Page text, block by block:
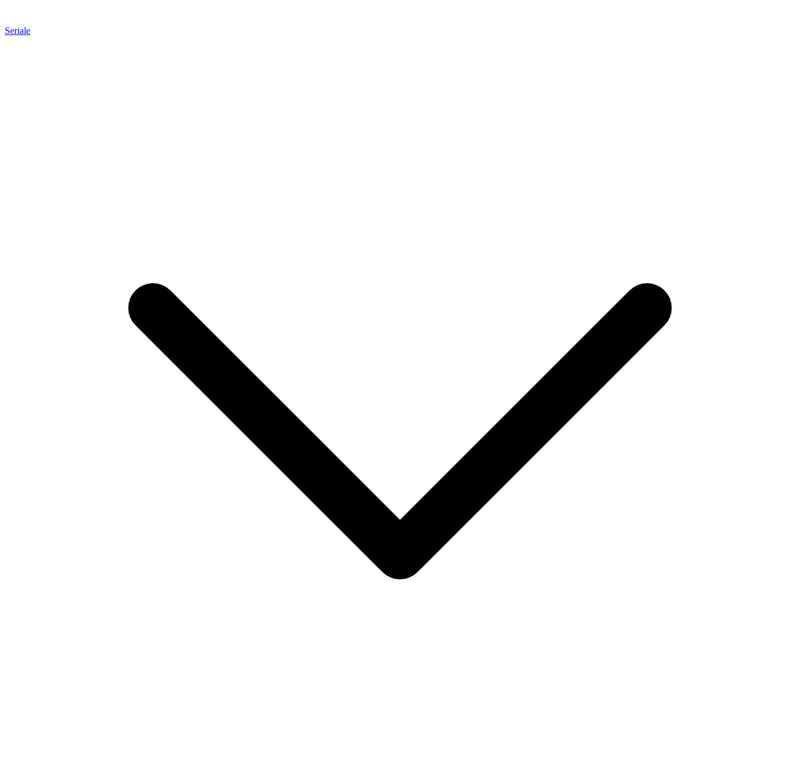
Seriale